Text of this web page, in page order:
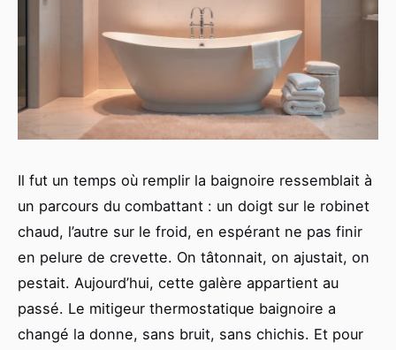
Il fut un temps où remplir la baignoire ressemblait à
un parcours du combattant : un doigt sur le robinet
chaud, l’autre sur le froid, en espérant ne pas finir
en pelure de crevette. On tâtonnait, on ajustait, on
pestait. Aujourd’hui, cette galère appartient au
passé. Le mitigeur thermostatique baignoire a
changé la donne, sans bruit, sans chichis. Et pour